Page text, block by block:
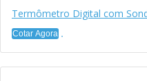
Termômetro Digital com
Cotar Agora